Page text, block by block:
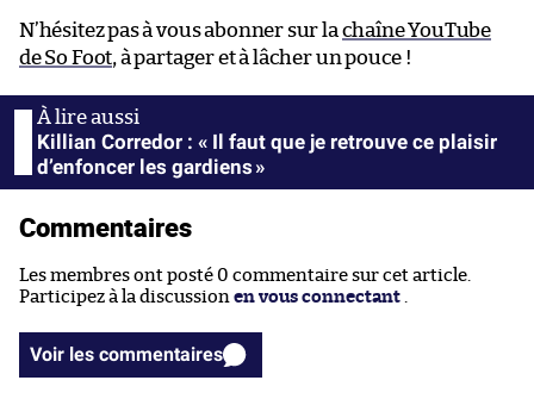
N’hésitez pas à vous abonner sur la chaîne YouTube
de So Foot, à partager et à lâcher un pouce !
Killian Corredor : « Il faut que je retrouve ce plaisir
d’enfoncer les gardiens »
Commentaires
Les membres ont posté 0 commentaire sur cet article.
Participez à la discussion en vous connectant .
Voir les commentaires